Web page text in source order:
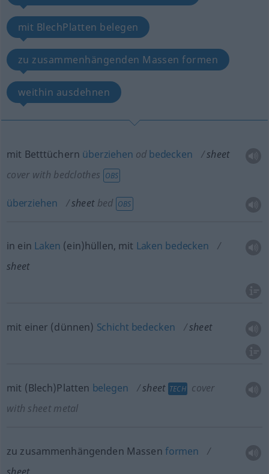
mit BlechPlatten belegen
zu zusammenhängenden Massen formen
weithin ausdehnen
mit Betttüchern überziehen od bedecken
sheet
cover with bedclothes OBS
überziehen sheet bed OBS
in ein Laken (ein)hüllen, mit Laken bedecken
sheet
mit einer (dünnen) Schicht bedecken sheet
mit (Blech)Platten belegen sheet TECH cover
with sheet metal
zu zusammenhängenden Massen formen